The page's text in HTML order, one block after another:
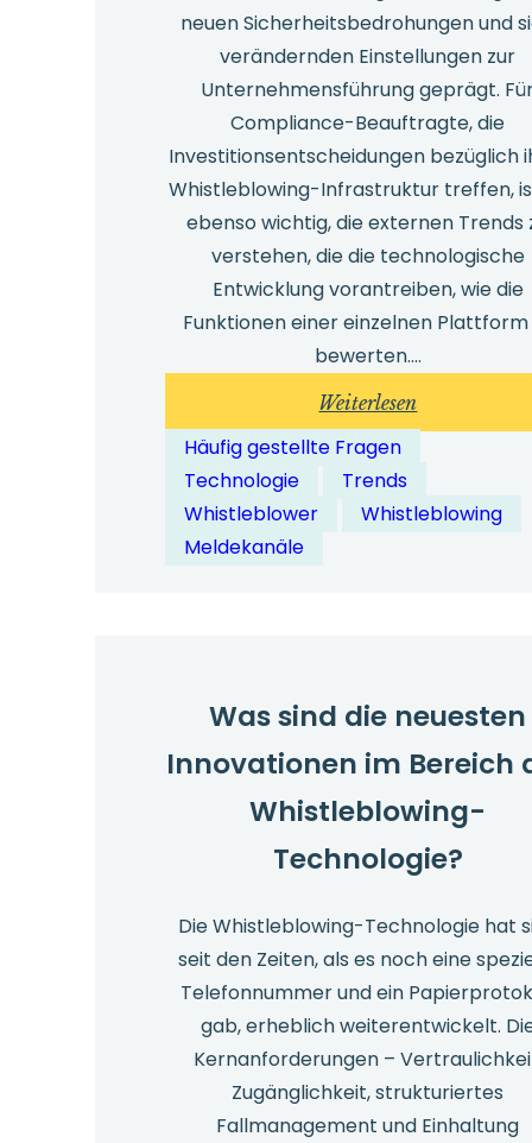
neuen Sicherheitsbedrohungen und
verändernden Einstellungen zur
Unternehmensführung geprägt.
Compliance-Beauftragte, die
Investitionsentscheidungen bezüglich
Whistleblowing-Infrastruktur treffen,
ebenso wichtig, die externen Trends
verstehen, die die technologische
Entwicklung vorantreiben, wie die
Funktionen einer einzelnen Plattform
bewerten.…
Weiterlesen:
Welche
prägen
Häufig gestellte Fragen
Technologie
Trends
Whistleblower
Whistleblowing
Meldekanäle
Was sind die neuesten
Innovationen im Bereich
Whistleblowing-
Technologie?
Die Whistleblowing-Technologie hat
seit den Zeiten, als es noch eine
Telefonnummer und ein
gab, erheblich weiterentwickelt.
Kernanforderungen –
Zugänglichkeit, strukturiertes
Fallmanagement und Einhaltung